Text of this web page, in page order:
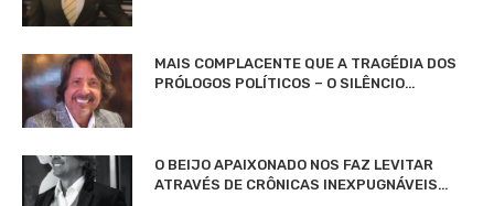
MAIS COMPLACENTE QUE A TRAGÉDIA DOS
PRÓLOGOS POLÍTICOS – O SILÊNCIO…
O BEIJO APAIXONADO NOS FAZ LEVITAR
ATRAVÉS DE CRÔNICAS INEXPUGNÁVEIS…